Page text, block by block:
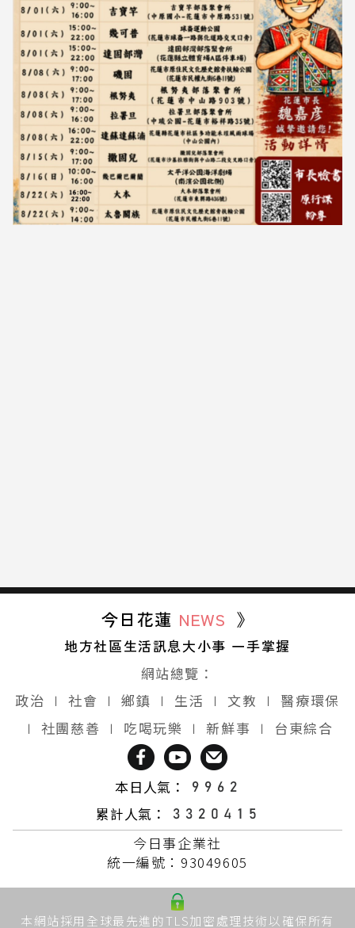
今日花蓮 NEWS 》
地方社區生活訊息大小事 一手掌握
網站總覽：
政治 ∣ 社會 ∣ 鄉鎮 ∣ 生活 ∣ 文教 ∣
醫療環保
∣ 社團慈善 ∣ 吃喝玩樂 ∣ 新鮮事 ∣ 台東綜合
本日人氣：
累計人氣：
今日事企業社
統一編號：93049605
本網站採用全球最先進的TLS加密處理技術以確保所有